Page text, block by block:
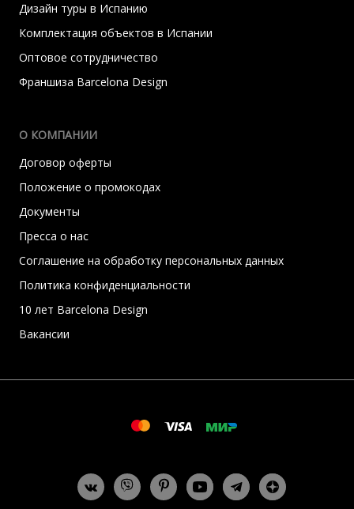
Дизайн туры в Испанию
Комплектация объектов в Испании
Оптовое сотрудничество
Франшиза Barcelona Design
О КОМПАНИИ
Договор оферты
Положение о промокодах
Документы
Пресса о нас
Соглашение на обработку персональных данных
Политика конфиденциальности
10 лет Barcelona Design
Вакансии